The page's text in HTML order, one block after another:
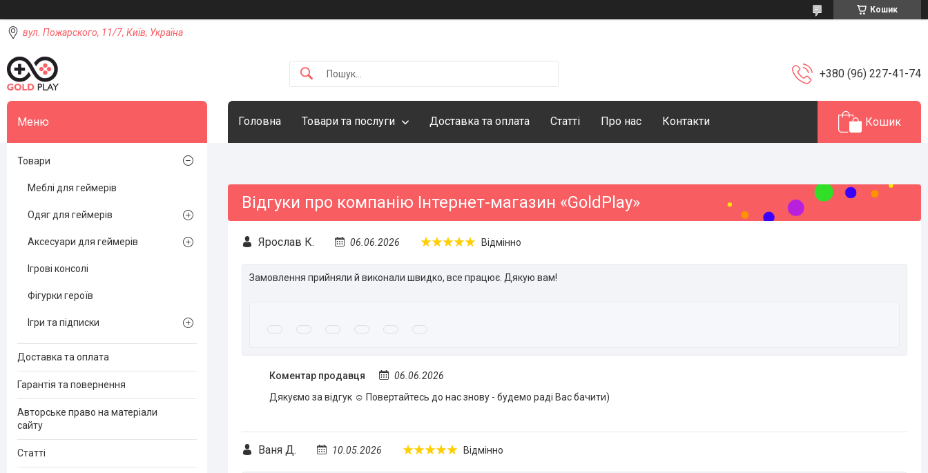
Кошик
вул. Пожарского, 11/7, Київ, Україна
+380 (96) 227-41-74
Головна Товари та послуги Доставка та оплата Статті Про нас Контакти Кошик
Відгуки про компанію Інтернет-магазин «GoldPlay»
Ярослав К. 06.06.2026 Відмінно
Замовлення прийняли й виконали швидко, все працює. Дякую вам!
Коментар продавця
06.06.2026
Дякуємо за відгук ☺️ Повертайтесь до нас знову - будемо раді Вас бачити)
Ваня Д. 10.05.2026 Відмінно
Товари
Меблі для геймерів
Одяг для геймерів
Аксесуари для геймерів
Ігрові консолі
Фігурки героїв
Ігри та підписки
Доставка та оплата
Гарантія та повернення
Авторське право на матеріали
сайту
Статті